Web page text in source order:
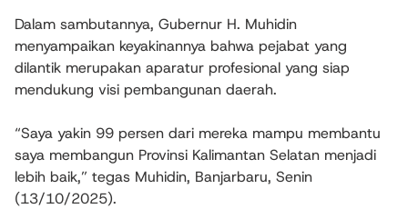
Dalam sambutannya, Gubernur H. Muhidin
menyampaikan keyakinannya bahwa pejabat yang
dilantik merupakan aparatur profesional yang siap
mendukung visi pembangunan daerah.
“Saya yakin 99 persen dari mereka mampu membantu
saya membangun Provinsi Kalimantan Selatan menjadi
lebih baik,” tegas Muhidin, Banjarbaru, Senin
(13/10/2025).